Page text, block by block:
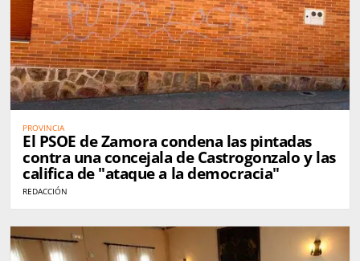
PROVINCIA
El PSOE de Zamora condena las pintadas
contra una concejala de Castrogonzalo y las
califica de "ataque a la democracia"
REDACCIÓN